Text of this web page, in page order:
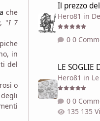
che
"I 7
in
del
o
Il prezzo
Hero81 in
0
LE SOGLIE
Hero81 in
0
135